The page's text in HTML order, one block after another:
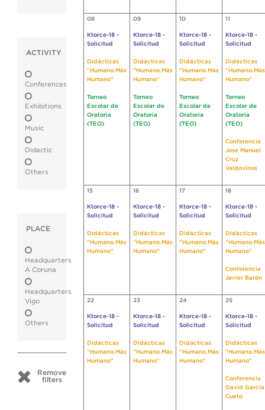
ACTIVITY
Conferences
Exhibitions
Music
Didactic
Others
PLACE
Headquarters
A Coruna
Headquarters
Vigo
Others
Remove
filters
08
Ktorce-18 -
Solicitud
Didácticas
"Humano.Más
Humano"
Torneo
Escolar de
Oratoria
(TEO)
09
Ktorce-18 -
Solicitud
Didácticas
"Humano.Más
Humano"
Torneo
Escolar de
Oratoria
(TEO)
10
Ktorce-18 -
Solicitud
Didácticas
"Humano.Más
Humano"
Torneo
Escolar de
Oratoria
(TEO)
11
Ktorce-18 -
Solicitud
Didácticas
"Humano.Más
Humano"
Torneo
Escolar de
Oratoria
(TEO)
Conferencia
José Manuel
Cruz
Valdovinos
15
Ktorce-18 -
Solicitud
Didácticas
"Humano.Más
Humano"
16
Ktorce-18 -
Solicitud
Didácticas
"Humano.Más
Humano"
17
Ktorce-18 -
Solicitud
Didácticas
"Humano.Más
Humano"
18
Ktorce-18 -
Solicitud
Didácticas
"Humano.Más
Humano"
Conferencia
Javier Barón
22
Ktorce-18 -
Solicitud
Didácticas
"Humano.Más
Humano"
23
Ktorce-18 -
Solicitud
Didácticas
"Humano.Más
Humano"
24
Ktorce-18 -
Solicitud
Didácticas
"Humano.Más
Humano"
25
Ktorce-18 -
Solicitud
Didácticas
"Humano.Más
Humano"
Conferencia
David García
Cueto